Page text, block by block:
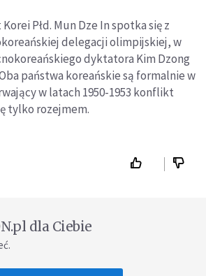
Płd. Mun Dze In spotka się z
delegacji olimpijskiej, w
dyktatora Kim Dzong
państwa koreańskie są formalnie w
w latach 1950-1953 konflikt
tylko rozejmem.
dla Ciebie